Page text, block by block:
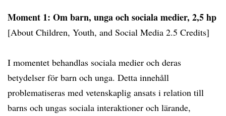
Moment 1: Om barn, unga och sociala medier, 2,5 hp
[About Children, Youth, and Social Media 2.5 Credits]
I momentet behandlas sociala medier och deras
betydelser för barn och unga. Detta innehåll
problematiseras med vetenskaplig ansats i relation till
barns och ungas sociala interaktioner och lärande,